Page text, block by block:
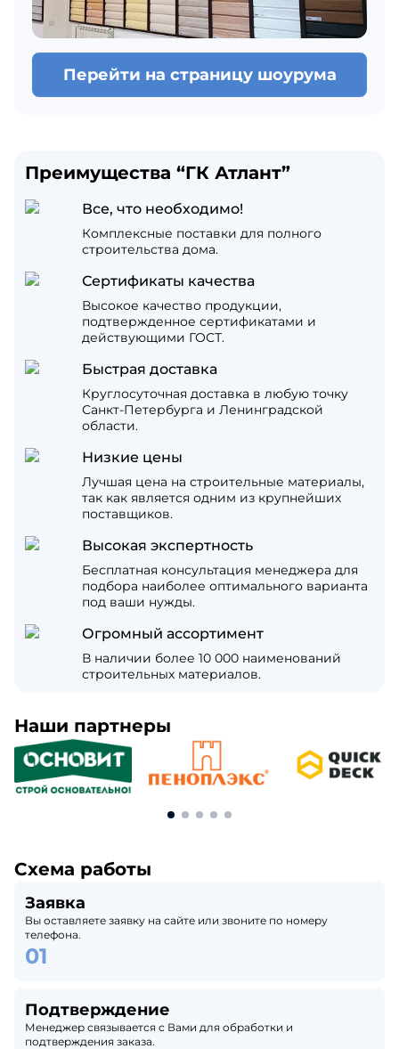
Перейти на страницу шоурума
Преимущества “ГК Атлант”
Все, что необходимо!
Комплексные поставки для полного
строительства дома.
Сертификаты качества
Высокое качество продукции,
подтвержденное сертификатами и
действующими ГОСТ.
Быстрая доставка
Круглосуточная доставка в любую точку
Санкт-Петербурга и Ленинградской
области.
Низкие цены
Лучшая цена на строительные материалы,
так как является одним из крупнейших
поставщиков.
Высокая экспертность
Бесплатная консультация менеджера для
подбора наиболее оптимального варианта
под ваши нужды.
Огромный ассортимент
В наличии более 10 000 наименований
строительных материалов.
Наши партнеры
Схема работы
Заявка
Вы оставляете заявку на сайте или звоните по номеру
телефона.
Подтверждение
Менеджер связывается с Вами для обработки и
подтверждения заказа.